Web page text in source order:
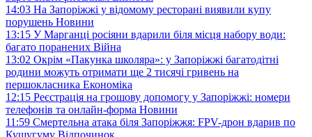
14:03 На Запоріжжі у відомому ресторані виявили купу
порушень Новини
13:15 У Марганці росіяни вдарили біля місця набору води:
багато поранених Війна
13:02 Окрім «Пакунка школяра»: у Запоріжжі багатодітні
родини можуть отримати ще 2 тисячі гривень на
першокласника Економіка
12:15 Реєстрація на грошову допомогу у Запоріжжі: номери
телефонів та онлайн-форма Новини
11:59 Смертельна атака біля Запоріжжя: FPV-дрон вдарив по
Кушугуму Відпочинок